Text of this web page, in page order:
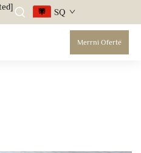
SQ
Merrni Ofertë